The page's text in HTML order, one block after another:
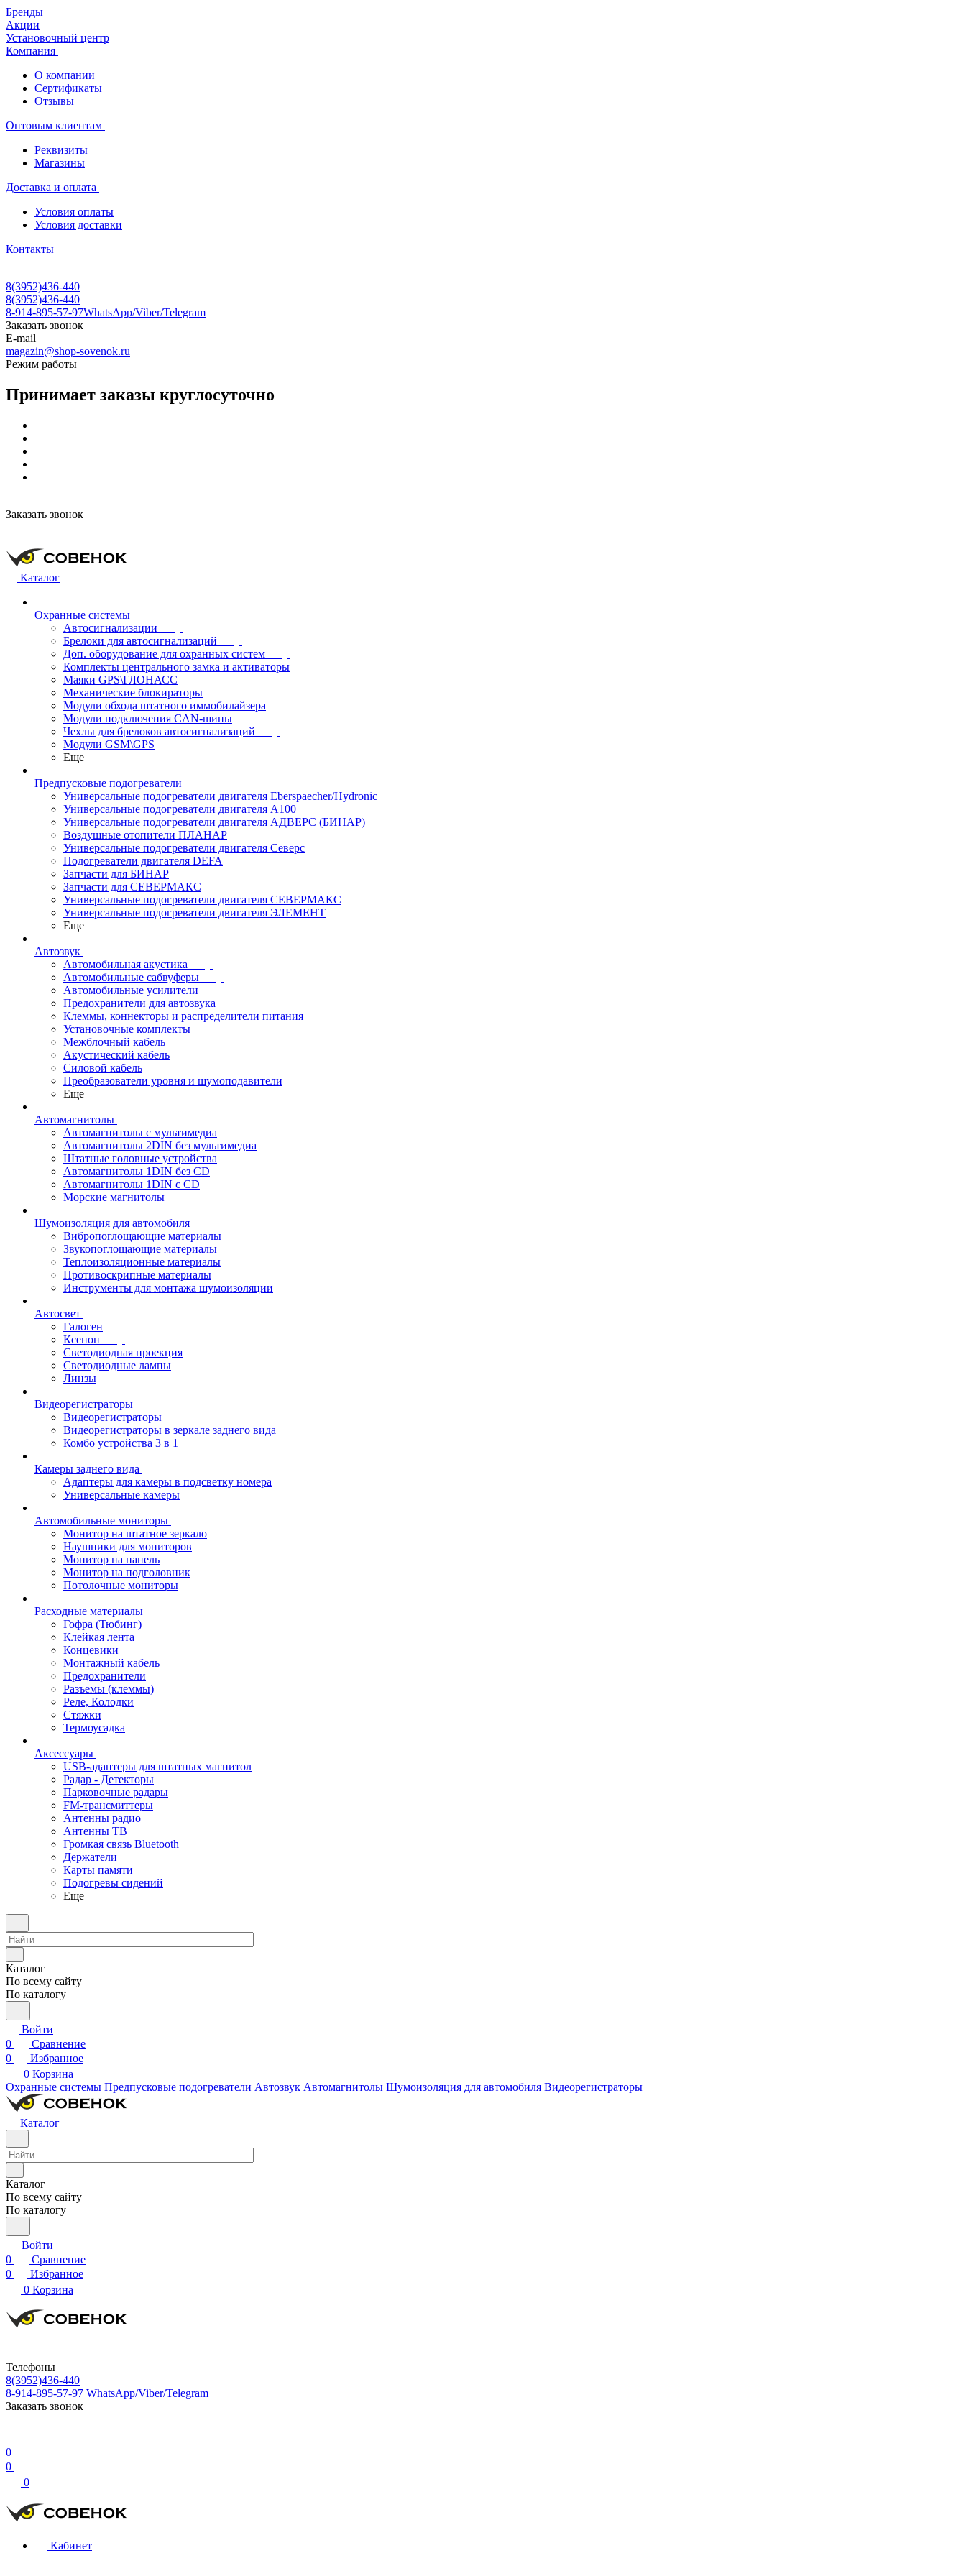
Бренды
Акции
Установочный центр
Компания
О компании
Сертификаты
Отзывы
Оптовым клиентам
Реквизиты
Магазины
Доставка и оплата
Условия оплаты
Условия доставки
Контакты
8(3952)436-440
8(3952)436-440
8-914-895-57-97WhatsApp/Viber/Telegram
Заказать звонок
E-mail
magazin@shop-sovenok.ru
Режим работы
Принимает заказы круглосуточно
Заказать звонок
Каталог
Охранные системы
Автосигнализации
Брелоки для автосигнализаций
Доп. оборудование для охранных систем
Комплекты центрального замка и активаторы
Маяки GPS\ГЛОНАСС
Механические блокираторы
Модули обхода штатного иммобилайзера
Модули подключения CAN-шины
Чехлы для брелоков автосигнализаций
Модули GSM\GPS
Еще
Предпусковые подогреватели
Универсальные подогреватели двигателя Eberspaecher/Hydronic
Универсальные подогреватели двигателя A100
Универсальные подогреватели двигателя АДВЕРС (БИНАР)
Воздушные отопители ПЛАНАР
Универсальные подогреватели двигателя Северс
Подогреватели двигателя DEFA
Запчасти для БИНАР
Запчасти для СЕВЕРМАКС
Универсальные подогреватели двигателя СЕВЕРМАКС
Универсальные подогреватели двигателя ЭЛЕМЕНТ
Еще
Автозвук
Автомобильная акустика
Автомобильные сабвуферы
Автомобильные усилители
Предохранители для автозвука
Клеммы, коннекторы и распределители питания
Установочные комплекты
Межблочный кабель
Акустический кабель
Силовой кабель
Преобразователи уровня и шумоподавители
Еще
Автомагнитолы
Автомагнитолы с мультимедиа
Автомагнитолы 2DIN без мультимедиа
Штатные головные устройства
Автомагнитолы 1DIN без CD
Автомагнитолы 1DIN с CD
Морские магнитолы
Шумоизоляция для автомобиля
Вибропоглощающие материалы
Звукопоглощающие материалы
Теплоизоляционные материалы
Противоскрипные материалы
Инструменты для монтажа шумоизоляции
Автосвет
Галоген
Ксенон
Светодиодная проекция
Светодиодные лампы
Линзы
Видеорегистраторы
Видеорегистраторы
Видеорегистраторы в зеркале заднего вида
Комбо устройства 3 в 1
Камеры заднего вида
Адаптеры для камеры в подсветку номера
Универсальные камеры
Автомобильные мониторы
Монитор на штатное зеркало
Наушники для мониторов
Монитор на панель
Монитор на подголовник
Потолочные мониторы
Расходные материалы
Гофра (Тюбинг)
Клейкая лента
Концевики
Монтажный кабель
Предохранители
Разъемы (клеммы)
Реле, Колодки
Стяжки
Термоусадка
Аксессуары
USB-адаптеры для штатных магнитол
Радар - Детекторы
Парковочные радары
FM-трансмиттеры
Антенны радио
Антенны ТВ
Громкая связь Bluetooth
Держатели
Карты памяти
Подогревы сидений
Еще
Каталог
По всему сайту
По каталогу
Войти
0
Сравнение
0
Избранное
0 Корзина
Охранные системы Предпусковые подогреватели Автозвук Автомагнитолы Шумоизоляция для автомобиля Видеорегистраторы
Каталог
Каталог
По всему сайту
По каталогу
Войти
0
Сравнение
0
Избранное
0 Корзина
Телефоны
8(3952)436-440
8-914-895-57-97 WhatsApp/Viber/Telegram
Заказать звонок
0
0
0
Кабинет